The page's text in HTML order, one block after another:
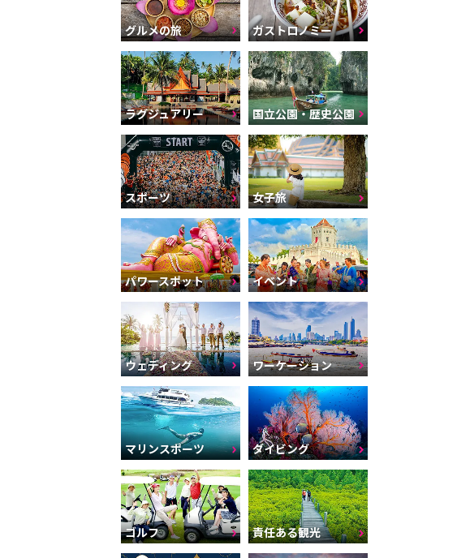
グルメの旅 ガストロノミー
ラグジュアリー 国立公園・歴史公園
スポーツ 女子旅
パワースポット イベント
ウェディング ワーケーション
マリンスポーツ ダイビング
ゴルフ 責任ある観光